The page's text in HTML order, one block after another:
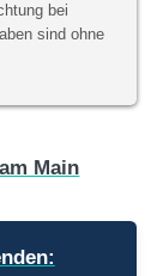
bei
sind ohne
Main